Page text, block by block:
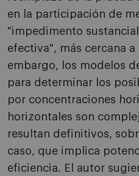
en la participación de
"impedimento
efectiva", más cercana a
embargo, los modelos
para determinar los
por concentraciones
horizontales son
resultan definitivos,
caso, que implica
eficiencia. El autor